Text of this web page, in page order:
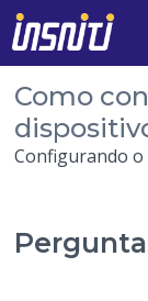
Como
Configurando o